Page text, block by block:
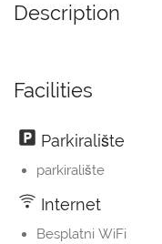
Description
Facilities
Parkiralište
parkiralište
Internet
Besplatni WiFi